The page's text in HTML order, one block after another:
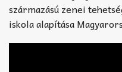
származású zenei
iskola alapítása